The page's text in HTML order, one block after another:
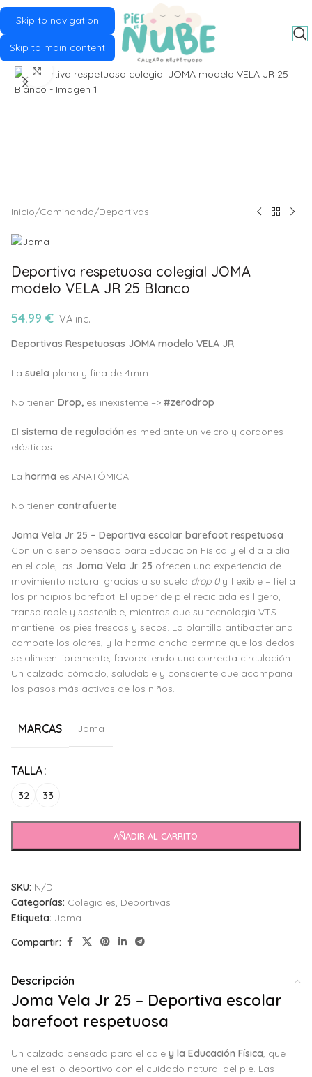
Skip to navigation
Skip to main content
Click to enlarge
Inicio/Caminando/Deportivas
Deportiva respetuosa colegial JOMA
modelo VELA JR 25 Blanco
54.99 € IVA inc.
Deportivas Respetuosas JOMA modelo VELA JR
La suela plana y fina de 4mm
No tienen Drop, es inexistente –> #zerodrop
El sistema de regulación es mediante un velcro y cordones
elásticos
La horma es ANATÓMICA
No tienen contrafuerte
Joma Vela Jr 25 – Deportiva escolar barefoot respetuosa
Con un diseño pensado para Educación Física y el día a día
en el cole, las Joma Vela Jr 25 ofrecen una experiencia de
movimiento natural gracias a su suela drop 0y flexible – fiel a
los principios barefoot. El upper de piel reciclada es ligero,
transpirable y sostenible, mientras que su tecnología VTS
mantiene los pies frescos y secos. La plantilla antibacteriana
combate los olores, y la horma ancha permite que los dedos
se alineen libremente, favoreciendo una correcta circulación.
Un calzado cómodo, saludable y consciente que acompaña
los pasos más activos de los niños.
MARCAS Joma
TALLA
32 33
AÑADIR AL CARRITO
Alternative:
SKU: N/D
Categorías: Colegiales, Deportivas
Etiqueta: Joma
Compartir:
Descripción
Joma Vela Jr 25 – Deportiva escolar
barefoot respetuosa
Un calzado pensado para el cole y la Educación Física, que
une el estilo deportivo con el cuidado natural del pie. Las